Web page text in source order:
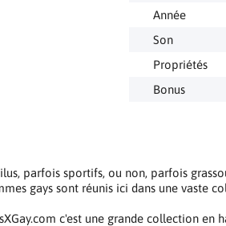
Année
Son
Propriétés
Bonus
parfois sportifs, ou non, parfois
gays sont réunis ici dans une vaste
c'est une grande collection